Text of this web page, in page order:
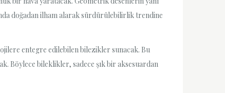
doğadan ilham alarak sürdürülebilirlik trendine
entegre edilebilen bilezikler sunacak. Bu
Böylece bileklikler, sadece şık bir aksesuardan